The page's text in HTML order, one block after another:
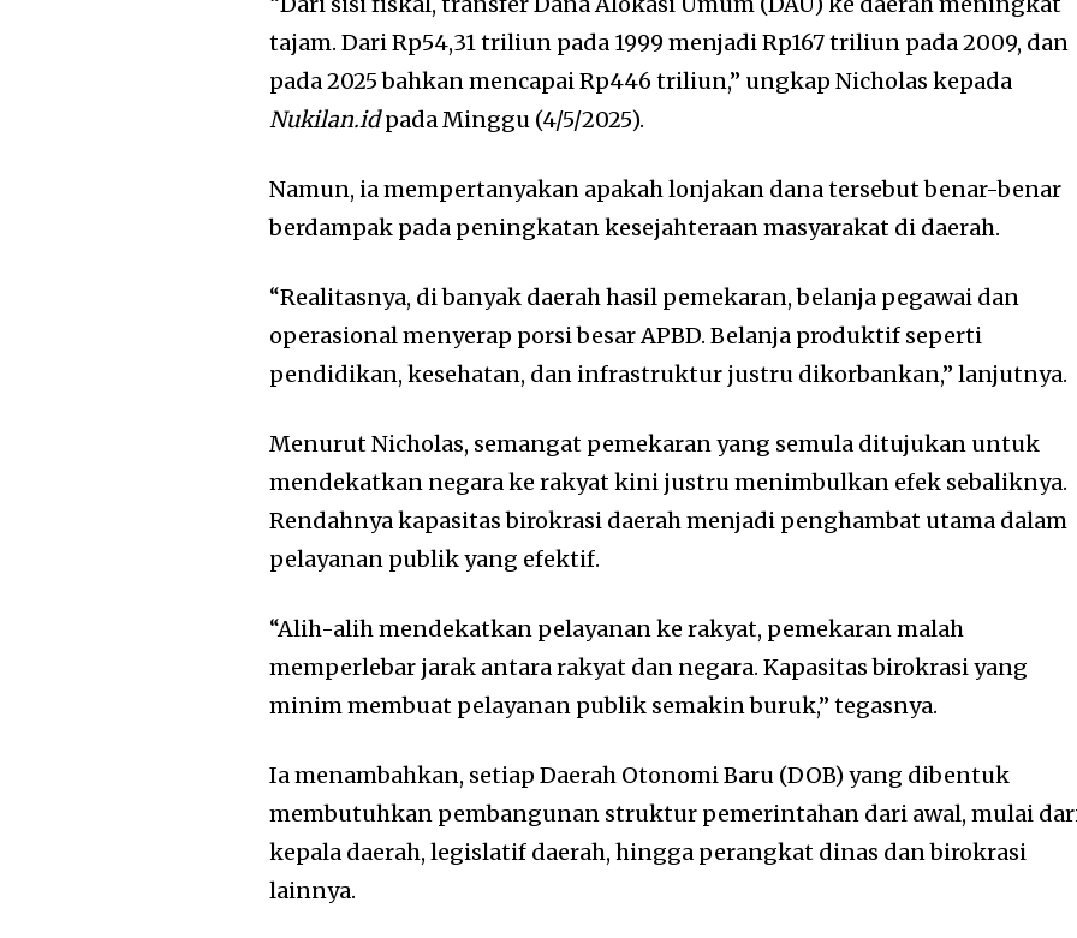
tajam. Dari Rp54,31 triliun pada 1999 menjadi Rp167 triliun pada 2009, dan
pada 2025 bahkan mencapai Rp446 triliun,” ungkap Nicholas kepada
Nukilan.idpada Minggu (4/5/2025).
Namun, ia mempertanyakan apakah lonjakan dana tersebut benar-benar
berdampak pada peningkatan kesejahteraan masyarakat di daerah.
“Realitasnya, di banyak daerah hasil pemekaran, belanja pegawai dan
operasional menyerap porsi besar APBD. Belanja produktif seperti
pendidikan, kesehatan, dan infrastruktur justru dikorbankan,” lanjutnya.
Menurut Nicholas, semangat pemekaran yang semula ditujukan untuk
mendekatkan negara ke rakyat kini justru menimbulkan efek sebaliknya.
Rendahnya kapasitas birokrasi daerah menjadi penghambat utama dalam
pelayanan publik yang efektif.
“Alih-alih mendekatkan pelayanan ke rakyat, pemekaran malah
memperlebar jarak antara rakyat dan negara. Kapasitas birokrasi yang
minim membuat pelayanan publik semakin buruk,” tegasnya.
Ia menambahkan, setiap Daerah Otonomi Baru (DOB) yang dibentuk
membutuhkan pembangunan struktur pemerintahan dari awal, mulai
kepala daerah, legislatif daerah, hingga perangkat dinas dan birokrasi
lainnya.